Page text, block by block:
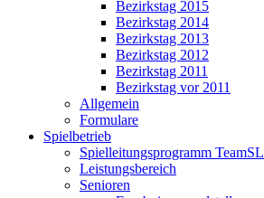
Bezirkstag 2015
Bezirkstag 2014
Bezirkstag 2013
Bezirkstag 2012
Bezirkstag 2011
Bezirkstag vor 2011
Allgemein
Formulare
Spielbetrieb
Spielleitungsprogramm TeamSL
Leistungsbereich
Senioren